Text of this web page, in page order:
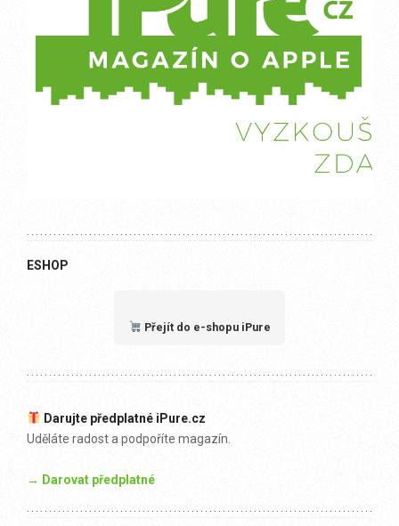
ESHOP
Přejít do e-shopu iPure
Darujte předplatné iPure.cz
Uděláte radost a podpoříte magazín.
→ Darovat předplatné